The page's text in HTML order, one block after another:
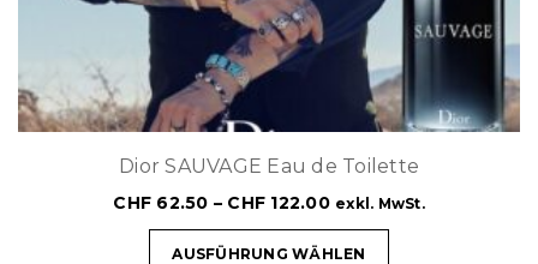
Dior SAUVAGE Eau de Toilette
CHF 62.50 – CHF 122.00 exkl. MwSt.
AUSFÜHRUNG WÄHLEN